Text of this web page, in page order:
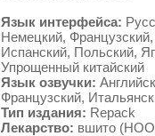
Язык интерфейса:
Немецкий,
Испанский, Польский,
Упрощенный китайский
Язык озвучки:
Французский,
Тип издания: Repack
Лекарство: вшито